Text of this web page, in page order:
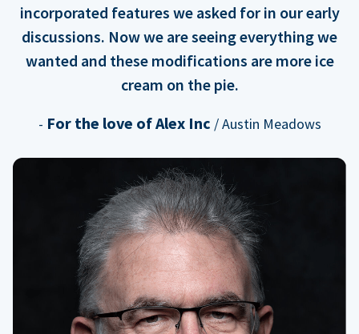
incorporated features we asked for in our early
discussions. Now we are seeing everything we
wanted and these modifications are more ice
cream on the pie.
- For the love of Alex Inc / Austin Meadows